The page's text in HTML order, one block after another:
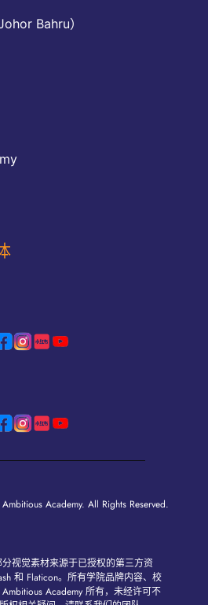
Bahru）
Academy. All Rights Reserved.
视觉素材来源于已授权的第三方资
和 Flaticon。所有学院品牌内容、校
Academy 所有，未经许可不